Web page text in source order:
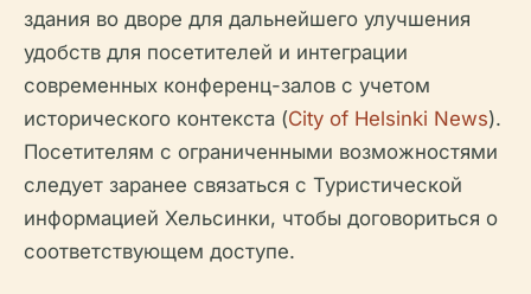
здания во дворе для дальнейшего улучшения
удобств для посетителей и интеграции
современных конференц-залов с учетом
исторического контекста (City of Helsinki News).
Посетителям с ограниченными возможностями
следует заранее связаться с Туристической
информацией Хельсинки, чтобы договориться о
соответствующем доступе.